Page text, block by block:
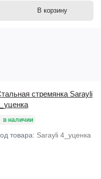
В корзину
стремянка Sarayli
в наличии
товара: Sarayli 4_уценка